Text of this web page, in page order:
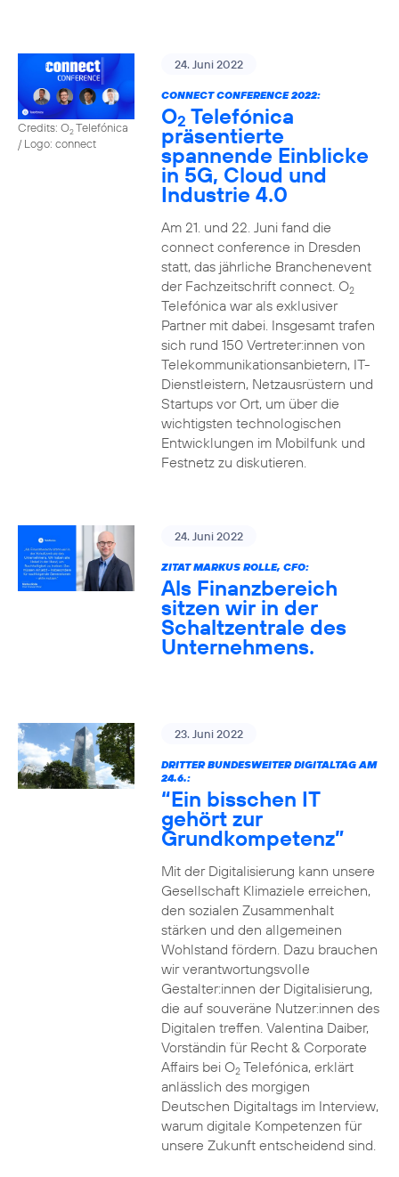
Credits: O2Telefónica
/ Logo: connect
24. Juni 2022
CONNECT CONFERENCE 2022:
O2 Telefónica
präsentierte
spannende Einblicke
in 5G, Cloud und
Industrie 4.0
Am 21. und 22. Juni fand die
connect conference in Dresden
statt, das jährliche Branchenevent
der Fachzeitschrift connect. O2
Telefónica war als exklusiver
Partner mit dabei. Insgesamt trafen
sich rund 150 Vertreter:innen von
Telekommunikationsanbietern, IT-
Dienstleistern, Netzausrüstern und
Startups vor Ort, um über die
wichtigsten technologischen
Entwicklungen im Mobilfunk und
Festnetz zu diskutieren.
24. Juni 2022
ZITAT MARKUS ROLLE, CFO:
Als Finanzbereich
sitzen wir in der
Schaltzentrale des
Unternehmens.
23. Juni 2022
DRITTER BUNDESWEITER DIGITALTAG AM
24.6.:
“Ein bisschen IT
gehört zur
Grundkompetenz”
Mit der Digitalisierung kann unsere
Gesellschaft Klimaziele erreichen,
den sozialen Zusammenhalt
stärken und den allgemeinen
Wohlstand fördern. Dazu brauchen
wir verantwortungsvolle
Gestalter:innen der Digitalisierung,
die auf souveräne Nutzer:innen des
Digitalen treffen. Valentina Daiber,
Vorständin für Recht & Corporate
Affairs bei O2Telefónica, erklärt
anlässlich des morgigen
Deutschen Digitaltags im Interview,
warum digitale Kompetenzen für
unsere Zukunft entscheidend sind.